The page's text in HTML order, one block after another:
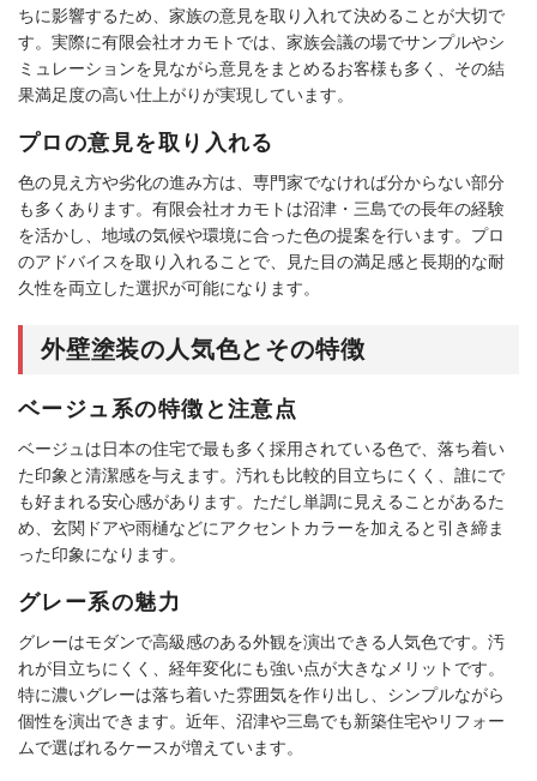
ちに影響するため、家族の意見を取り入れて決めることが大切で
す。実際に有限会社オカモトでは、家族会議の場でサンプルやシ
ミュレーションを見ながら意見をまとめるお客様も多く、その結
果満足度の高い仕上がりが実現しています。
プロの意見を取り入れる
色の見え方や劣化の進み方は、専門家でなければ分からない部分
も多くあります。有限会社オカモトは沼津・三島での長年の経験
を活かし、地域の気候や環境に合った色の提案を行います。プロ
のアドバイスを取り入れることで、見た目の満足感と長期的な耐
久性を両立した選択が可能になります。
外壁塗装の人気色とその特徴
ベージュ系の特徴と注意点
ベージュは日本の住宅で最も多く採用されている色で、落ち着い
た印象と清潔感を与えます。汚れも比較的目立ちにくく、誰にで
も好まれる安心感があります。ただし単調に見えることがあるた
め、玄関ドアや雨樋などにアクセントカラーを加えると引き締ま
った印象になります。
グレー系の魅力
グレーはモダンで高級感のある外観を演出できる人気色です。汚
れが目立ちにくく、経年変化にも強い点が大きなメリットです。
特に濃いグレーは落ち着いた雰囲気を作り出し、シンプルながら
個性を演出できます。近年、沼津や三島でも新築住宅やリフォー
ムで選ばれるケースが増えています。